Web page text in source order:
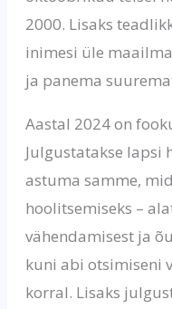
2000. Lisaks
inimesi üle
ja panema
Aastal 2024 on
Julgustatakse lapsi
astuma samme,
hoolitsemiseks –
vähendamisest ja
kuni abi otsimiseni
korral. Lisaks